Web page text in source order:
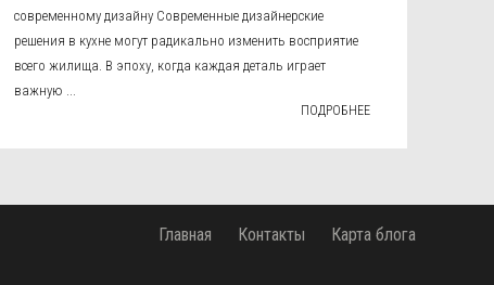
современному дизайну Современные дизайнерские
решения в кухне могут радикально изменить восприятие
всего жилища. В эпоху, когда каждая деталь играет
важную ...
ПОДРОБНЕЕ
Главная Контакты Карта блога